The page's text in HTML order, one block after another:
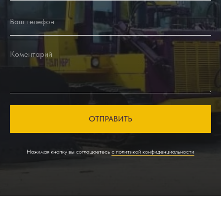
ОТПРАВИТЬ
Нажимая кнопку вы соглашаетесь с политикой конфиденциальности